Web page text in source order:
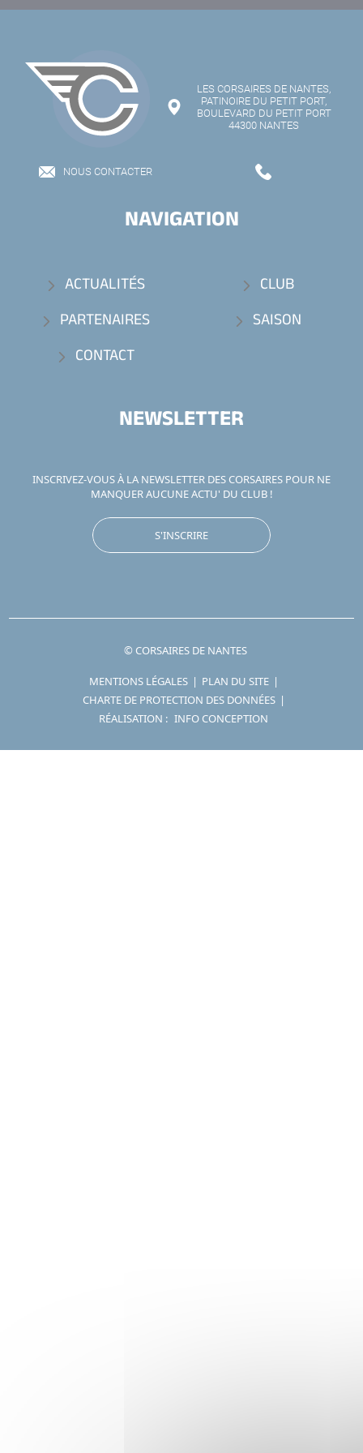
LES CORSAIRES DE NANTES,
PATINOIRE DU PETIT PORT,
BOULEVARD DU PETIT PORT
44300 NANTES
NOUS CONTACTER
NAVIGATION
ACTUALITÉS
CLUB
PARTENAIRES
SAISON
CONTACT
NEWSLETTER
INSCRIVEZ-VOUS À LA NEWSLETTER DES CORSAIRES POUR NE
MANQUER AUCUNE ACTU' DU CLUB !
S'INSCRIRE
© CORSAIRES DE NANTES
MENTIONS LÉGALES | PLAN DU SITE |
CHARTE DE PROTECTION DES DONNÉES |
RÉALISATION : INFO CONCEPTION